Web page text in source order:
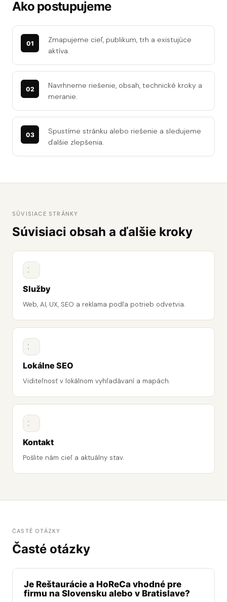
Ako postupujeme
Zmapujeme cieľ, publikum, trh a existujúce
aktíva.
Navrhneme riešenie, obsah, technické kroky a
meranie.
Spustíme stránku alebo riešenie a sledujeme
ďalšie zlepšenia.
SÚVISIACE STRÁNKY
Súvisiaci obsah a ďalšie kroky
Služby
Web, AI, UX, SEO a reklama podľa potrieb odvetvia.
Lokálne SEO
Viditeľnosť v lokálnom vyhľadávaní a mapách.
Kontakt
Pošlite nám cieľ a aktuálny stav.
ČASTÉ OTÁZKY
Časté otázky
Je Reštaurácie a HoReCa vhodné pre
firmu na Slovensku alebo v Bratislave?